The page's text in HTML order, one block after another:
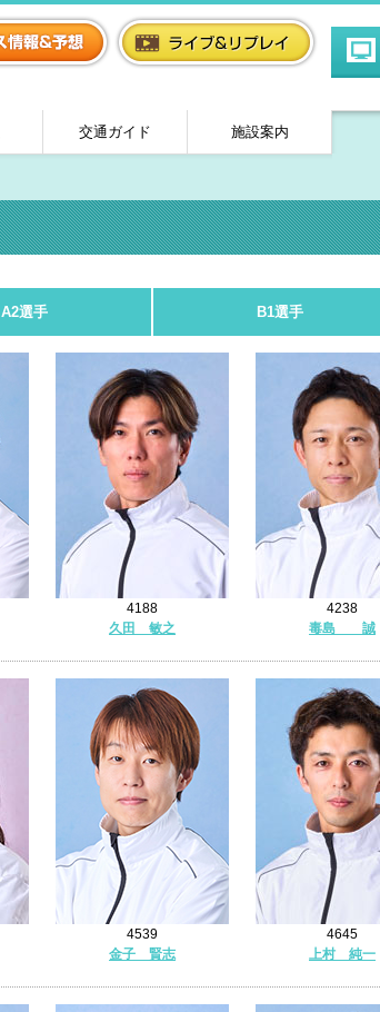
交通ガイド 施設案内
A2選手 B1選手
4188
久田 敏之
4238
毒島 誠
4539
金子 賢志
4645
上村 純一